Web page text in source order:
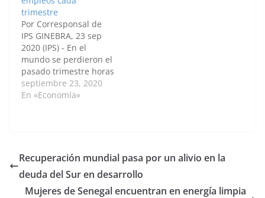
sostenibilidad, expuso
un nuevo informe de
la Organización
Internacional del
Trabajo (OIT). Vinícius
Pinheiro, director
regional…
trimestre
Por Corresponsal de
IPS GINEBRA, 23 sep
2020 (IPS) - En el
mundo se perdieron el
pasado trimestre horas
de labor equivalentes a
495 millones de
crisis desatada por la
pandemia covid-19,
señaló este miércoles
23 la Organización…
septiembre 23, 2020
En «Economía»
Recuperación mundial pasa por un alivio en la
deuda del Sur en desarrollo
Mujeres de Senegal encuentran en energía limpia